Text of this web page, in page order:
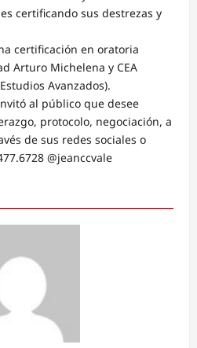
certificando sus destrezas y
certificación en oratoria
Arturo Michelena y CEA
Avanzados).
al público que desee
protocolo, negociación, a
de sus redes sociales o
@jeanccvale